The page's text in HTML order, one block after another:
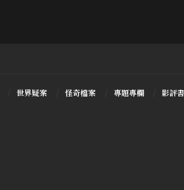
世界疑案 怪奇檔案 專題專欄
影評